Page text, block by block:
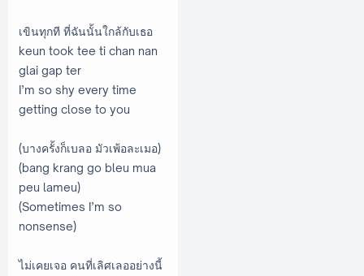
เขินทุกที ที่ฉันนั้นใกล้กับเธอ
keun took tee ti chan nan
glai gap ter
I’m so shy every time
getting close to you
(บางครั้งก็เบลอ มัวเพ้อละเมอ)
(bang krang go bleu mua
peu lameu)
(Sometimes I’m so
nonsense)
ไม่เคยเจอ คนที่เลิศเลออย่างนี้